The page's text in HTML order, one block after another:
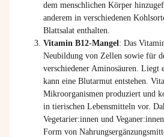
dem menschlichen Körper
anderem in verschiedenen
Blattsalat enthalten.
Vitamin B12-Mangel: Das
Neubildung von Zellen sowie für
verschiedener Aminosäuren. Liegt
kann eine Blutarmut entstehen.
Mikroorganismen produziert und
in tierischen Lebensmitteln vor.
Vegetarier:innen und
Form von